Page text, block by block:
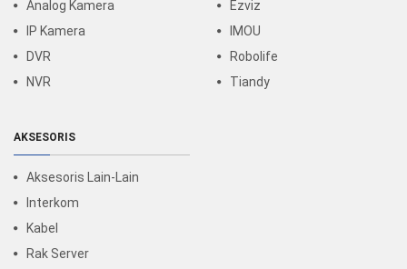
Analog Kamera
IP Kamera
DVR
NVR
Ezviz
IMOU
Robolife
Tiandy
AKSESORIS
Aksesoris Lain-Lain
Interkom
Kabel
Rak Server